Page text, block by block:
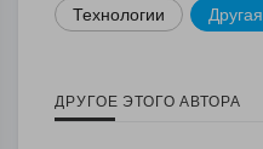
Технологии Другая
ДРУГОЕ ЭТОГО АВТОРА